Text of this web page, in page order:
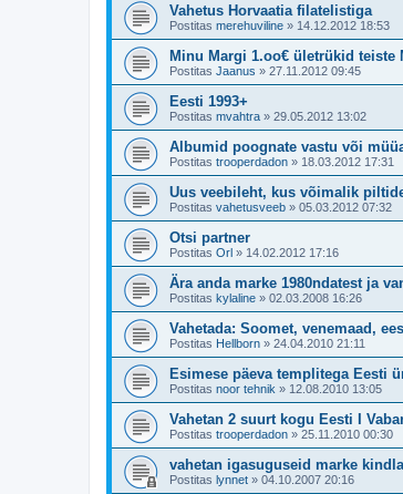
Vahetus Horvaatia filatelistiga
Postitas merehuviline » 14.12.2012 18:53
Minu Margi 1.oo€ ületrükid teiste
Postitas Jaanus » 27.11.2012 09:45
Eesti 1993+
Postitas mvahtra » 29.05.2012 13:02
Albumid poognate vastu või
Postitas trooperdadon » 18.03.2012 17:31
Uus veebileht, kus võimalik
Postitas vahetusveeb » 05.03.2012 07:32
Otsi partner
Postitas Orl » 14.02.2012 17:16
Ära anda marke 1980ndatest ja
Postitas kylaline » 02.03.2008 16:26
Vahetada: Soomet, venemaad,
Postitas Hellborn » 24.04.2010 21:11
Esimese päeva templitega Eesti
Postitas noor tehnik » 12.08.2010 13:05
Vahetan 2 suurt kogu Eesti I
Postitas trooperdadon » 25.11.2010 00:30
vahetan igasuguseid marke
Postitas lynnet » 04.10.2007 20:16